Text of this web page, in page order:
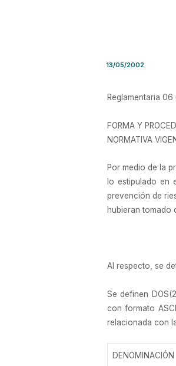
13/05/2002
Reglamentaria 06
FORMA Y
NORMATIVA
Por medio de la
lo estipulado en
prevención de
hubieran tomado
Al respecto, se
Se definen
con formato
relacionada con
DENOMINACIÓN